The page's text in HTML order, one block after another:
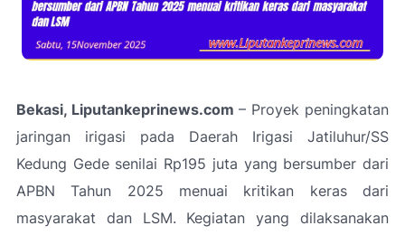
Bekasi, Liputankeprinews.com – Proyek peningkatan
jaringan irigasi pada Daerah Irigasi Jatiluhur/SS
Kedung Gede senilai Rp195 juta yang bersumber dari
APBN Tahun 2025 menuai kritikan keras dari
masyarakat dan LSM. Kegiatan yang dilaksanakan